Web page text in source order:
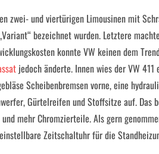
zwei- und viertürigen Limousinen mit
bezeichnet wurden. Letztere
konnte VW keinen dem
jedoch änderte. Innen wies der VW
Scheibenbremsen vorne, eine
Gürtelreifen und Stoffsitze auf. Das
mehr Chromzierteile. Als gern
Zeitschaltuhr für die